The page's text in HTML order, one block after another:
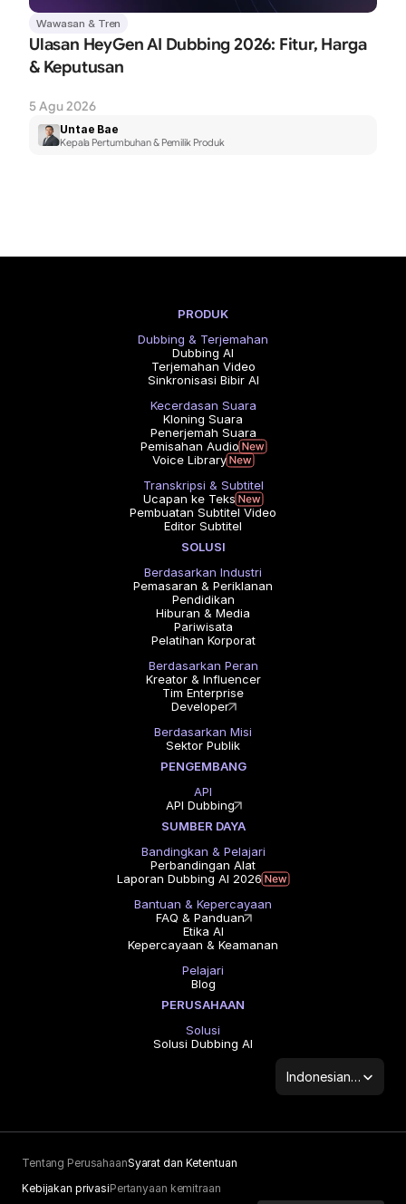
Wawasan & Tren
Ulasan HeyGen AI Dubbing 2026: Fitur, Harga
& Keputusan
5 Agu 2026
Untae Bae
Kepala Pertumbuhan & Pemilik Produk
PRODUK
Dubbing & Terjemahan
Dubbing AI
Terjemahan Video
Sinkronisasi Bibir AI
Kecerdasan Suara
Kloning Suara
Penerjemah Suara
Pemisahan Audio
Voice Library
Transkripsi & Subtitel
Ucapan ke Teks
Pembuatan Subtitel Video
Editor Subtitel
SOLUSI
Berdasarkan Industri
Pemasaran & Periklanan
Pendidikan
Hiburan & Media
Pariwisata
Pelatihan Korporat
Berdasarkan Peran
Kreator & Influencer
Tim Enterprise
Developer
Berdasarkan Misi
Sektor Publik
PENGEMBANG
API
API Dubbing
SUMBER DAYA
Bandingkan & Pelajari
Perbandingan Alat
Laporan Dubbing AI 2026
Bantuan & Kepercayaan
FAQ & Panduan
Etika AI
Kepercayaan & Keamanan
Pelajari
Blog
PERUSAHAAN
Solusi
Solusi Dubbing AI
Select Language
Indonesian (Indonesia)
Tentang PerusahaanSyarat dan Ketentuan
Kebijakan privasiPertanyaan kemitraan